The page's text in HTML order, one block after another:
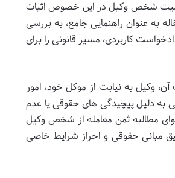
شخص وکیل در این خصوص اثبات
به عنوان راهنمایی جامع، به بررسی
کاربردی، مسیر قانونی را برای
وکیل به نیابت از موکل خود، امور
به دلیل پیچیدگی های حقوقی یا عدم
مطالبه ثمن معامله از شخص وکیل
مبانی حقوقی و احراز شرایط خاصی